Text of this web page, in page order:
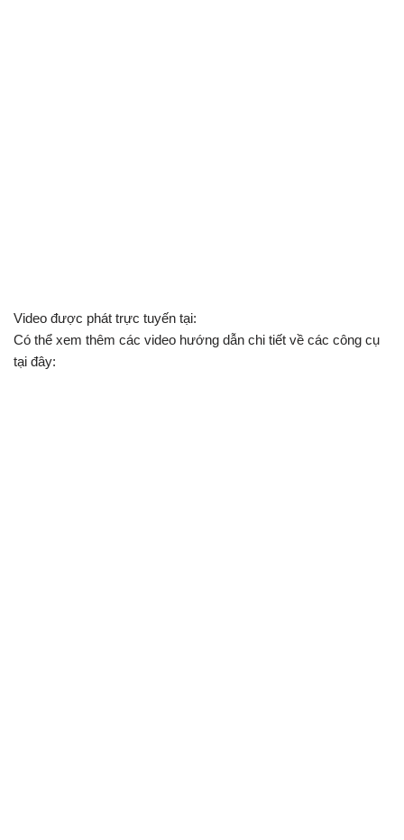
Video được phát trực tuyến tại:
Có thể xem thêm các video hướng dẫn chi tiết về các công cụ
tại đây: